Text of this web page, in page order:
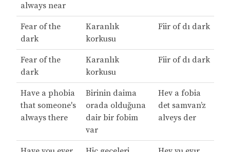
always near
Fear of the
dark
Karanlık
korkusu
Fiir of dı dark
Fear of the
dark
Karanlık
korkusu
Fiir of dı dark
Have a phobia
that someone's
always there
Birinin daima
orada olduğuna
dair bir fobim
var
Hev a fobia
det samvan’z
alveys der